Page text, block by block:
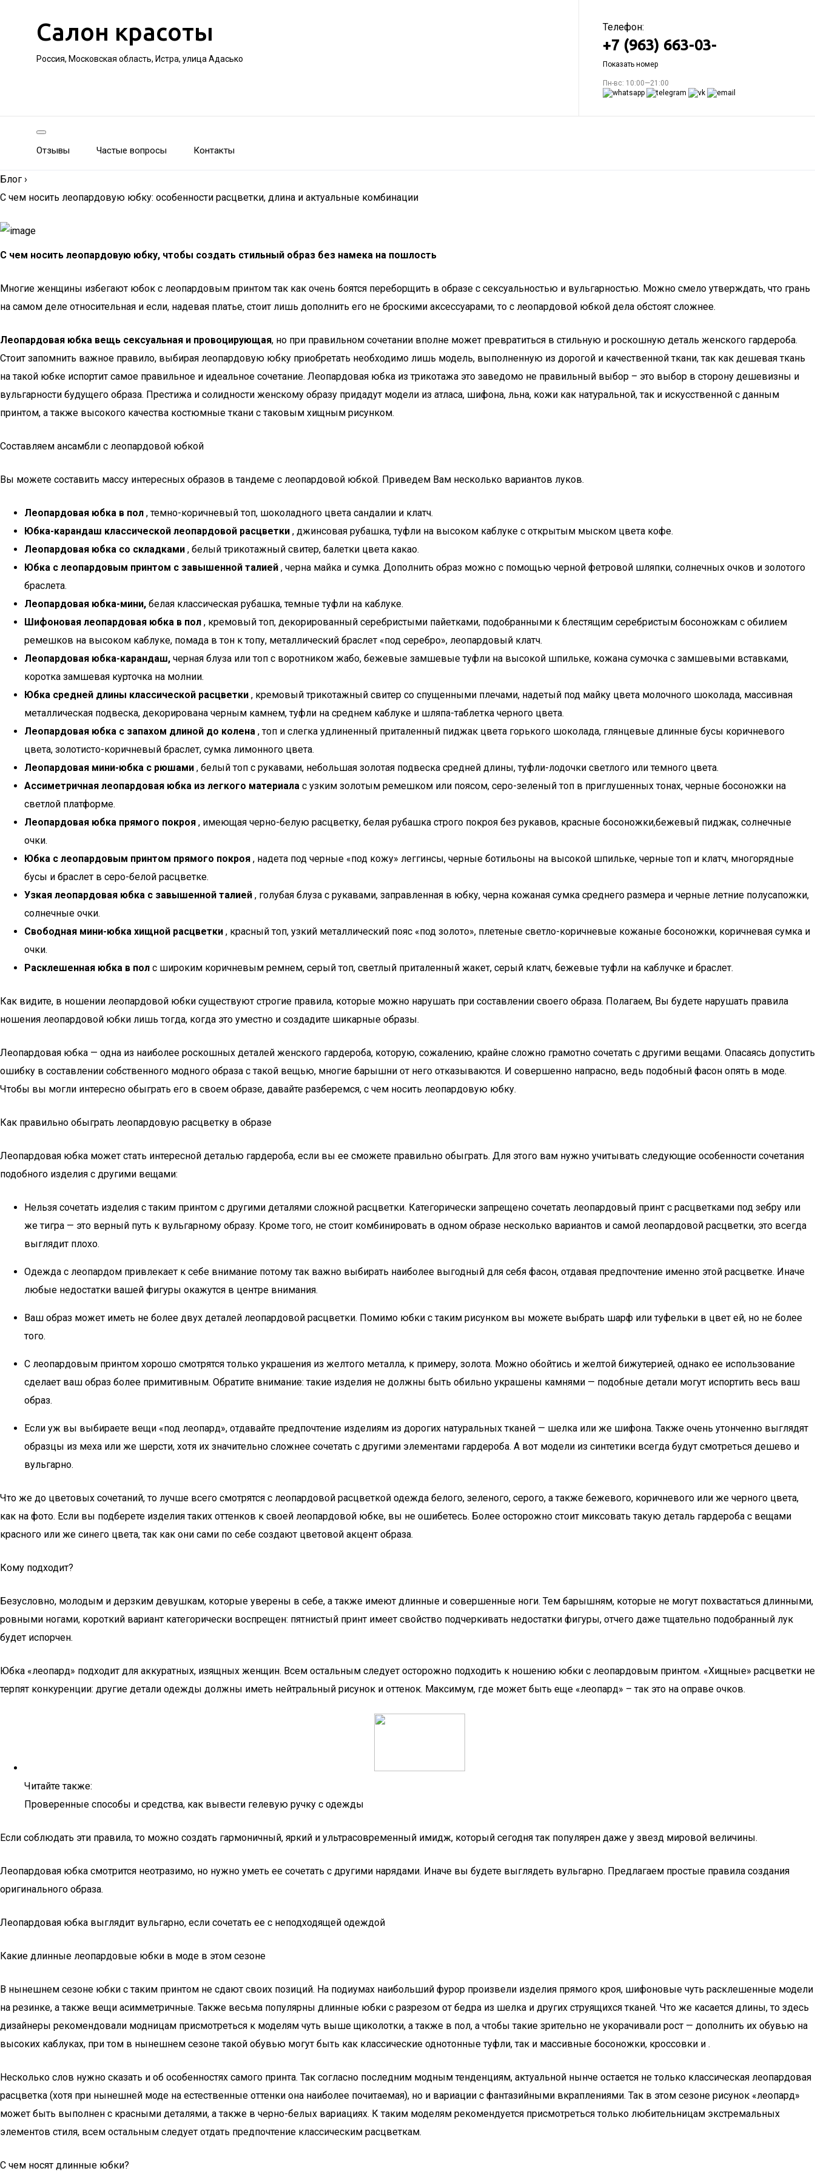
Салон красоты
Россия, Московская область, Истра, улица Адасько
Телефон:
+7 (963) 663-03-
Показать номер
Пн-вс: 10:00—21:00
Отзывы Частые вопросы Контакты
Блог ›
С чем носить леопардовую юбку: особенности расцветки, длина и актуальные комбинации
С чем носить леопардовую юбку, чтобы создать стильный образ без намека на пошлость
Многие женщины избегают юбок с леопардовым принтом так как очень боятся переборщить в образе с сексуальностью и вульгарностью. Можно смело утверждать, что грань
на самом деле относительная и если, надевая платье, стоит лишь дополнить его не броскими аксессуарами, то с леопардовой юбкой дела обстоят сложнее.
Леопардовая юбка вещь сексуальная и провоцирующая, но при правильном сочетании вполне может превратиться в стильную и роскошную деталь женского гардероба.
Стоит запомнить важное правило, выбирая леопардовую юбку приобретать необходимо лишь модель, выполненную из дорогой и качественной ткани, так как дешевая ткань
на такой юбке испортит самое правильное и идеальное сочетание. Леопардовая юбка из трикотажа это заведомо не правильный выбор – это выбор в сторону дешевизны и
вульгарности будущего образа. Престижа и солидности женскому образу придадут модели из атласа, шифона, льна, кожи как натуральной, так и искусственной с данным
принтом, а также высокого качества костюмные ткани с таковым хищным рисунком.
Составляем ансамбли с леопардовой юбкой
Вы можете составить массу интересных образов в тандеме с леопардовой юбкой. Приведем Вам несколько вариантов луков.
Леопардовая юбка в пол , темно-коричневый топ, шоколадного цвета сандалии и клатч.
Юбка-карандаш классической леопардовой расцветки , джинсовая рубашка, туфли на высоком каблуке с открытым мыском цвета кофе.
Леопардовая юбка со складками , белый трикотажный свитер, балетки цвета какао.
Юбка с леопардовым принтом с завышенной талией , черна майка и сумка. Дополнить образ можно с помощью черной фетровой шляпки, солнечных очков и золотого
браслета.
Леопардовая юбка-мини, белая классическая рубашка, темные туфли на каблуке.
Шифоновая леопардовая юбка в пол , кремовый топ, декорированный серебристыми пайетками, подобранными к блестящим серебристым босоножкам с обилием
ремешков на высоком каблуке, помада в тон к топу, металлический браслет «под серебро», леопардовый клатч.
Леопардовая юбка-карандаш, черная блуза или топ с воротником жабо, бежевые замшевые туфли на высокой шпильке, кожана сумочка с замшевыми вставками,
коротка замшевая курточка на молнии.
Юбка средней длины классической расцветки , кремовый трикотажный свитер со спущенными плечами, надетый под майку цвета молочного шоколада, массивная
металлическая подвеска, декорирована черным камнем, туфли на среднем каблуке и шляпа-таблетка черного цвета.
Леопардовая юбка с запахом длиной до колена , топ и слегка удлиненный приталенный пиджак цвета горького шоколада, глянцевые длинные бусы коричневого
цвета, золотисто-коричневый браслет, сумка лимонного цвета.
Леопардовая мини-юбка с рюшами , белый топ с рукавами, небольшая золотая подвеска средней длины, туфли-лодочки светлого или темного цвета.
Ассиметричная леопардовая юбка из легкого материала с узким золотым ремешком или поясом, серо-зеленый топ в приглушенных тонах, черные босоножки на
светлой платформе.
Леопардовая юбка прямого покроя , имеющая черно-белую расцветку, белая рубашка строго покроя без рукавов, красные босоножки,бежевый пиджак, солнечные
очки.
Юбка с леопардовым принтом прямого покроя , надета под черные «под кожу» леггинсы, черные ботильоны на высокой шпильке, черные топ и клатч, многорядные
бусы и браслет в серо-белой расцветке.
Узкая леопардовая юбка с завышенной талией , голубая блуза с рукавами, заправленная в юбку, черна кожаная сумка среднего размера и черные летние полусапожки,
солнечные очки.
Свободная мини-юбка хищной расцветки , красный топ, узкий металлический пояс «под золото», плетеные светло-коричневые кожаные босоножки, коричневая сумка и
очки.
Расклешенная юбка в пол с широким коричневым ремнем, серый топ, светлый приталенный жакет, серый клатч, бежевые туфли на каблучке и браслет.
Как видите, в ношении леопардовой юбки существуют строгие правила, которые можно нарушать при составлении своего образа. Полагаем, Вы будете нарушать правила
ношения леопардовой юбки лишь тогда, когда это уместно и создадите шикарные образы.
Леопардовая юбка — одна из наиболее роскошных деталей женского гардероба, которую, сожалению, крайне сложно грамотно сочетать с другими вещами. Опасаясь допустить
ошибку в составлении собственного модного образа с такой вещью, многие барышни от него отказываются. И совершенно напрасно, ведь подобный фасон опять в моде.
Чтобы вы могли интересно обыграть его в своем образе, давайте разберемся, с чем носить леопардовую юбку.
Как правильно обыграть леопардовую расцветку в образе
Леопардовая юбка может стать интересной деталью гардероба, если вы ее сможете правильно обыграть. Для этого вам нужно учитывать следующие особенности сочетания
подобного изделия с другими вещами:
Нельзя сочетать изделия с таким принтом с другими деталями сложной расцветки. Категорически запрещено сочетать леопардовый принт с расцветками под зебру или
же тигра — это верный путь к вульгарному образу. Кроме того, не стоит комбинировать в одном образе несколько вариантов и самой леопардовой расцветки, это всегда
выглядит плохо.
Одежда с леопардом привлекает к себе внимание потому так важно выбирать наиболее выгодный для себя фасон, отдавая предпочтение именно этой расцветке. Иначе
любые недостатки вашей фигуры окажутся в центре внимания.
Ваш образ может иметь не более двух деталей леопардовой расцветки. Помимо юбки с таким рисунком вы можете выбрать шарф или туфельки в цвет ей, но не более
того.
С леопардовым принтом хорошо смотрятся только украшения из желтого металла, к примеру, золота. Можно обойтись и желтой бижутерией, однако ее использование
сделает ваш образ более примитивным. Обратите внимание: такие изделия не должны быть обильно украшены камнями — подобные детали могут испортить весь ваш
образ.
Если уж вы выбираете вещи «под леопард», отдавайте предпочтение изделиям из дорогих натуральных тканей — шелка или же шифона. Также очень утонченно выглядят
образцы из меха или же шерсти, хотя их значительно сложнее сочетать с другими элементами гардероба. А вот модели из синтетики всегда будут смотреться дешево и
вульгарно.
Что же до цветовых сочетаний, то лучше всего смотрятся с леопардовой расцветкой одежда белого, зеленого, серого, а также бежевого, коричневого или же черного цвета,
как на фото. Если вы подберете изделия таких оттенков к своей леопардовой юбке, вы не ошибетесь. Более осторожно стоит миксовать такую деталь гардероба с вещами
красного или же синего цвета, так как они сами по себе создают цветовой акцент образа.
Кому подходит?
Безусловно, молодым и дерзким девушкам, которые уверены в себе, а также имеют длинные и совершенные ноги. Тем барышням, которые не могут похвастаться длинными,
ровными ногами, короткий вариант категорически воспрещен: пятнистый принт имеет свойство подчеркивать недостатки фигуры, отчего даже тщательно подобранный лук
будет испорчен.
Юбка «леопард» подходит для аккуратных, изящных женщин. Всем остальным следует осторожно подходить к ношению юбки с леопардовым принтом. «Хищные» расцветки не
терпят конкуренции: другие детали одежды должны иметь нейтральный рисунок и оттенок. Максимум, где может быть еще «леопард» – так это на оправе очков.
Читайте также:
Проверенные способы и средства, как вывести гелевую ручку с одежды
Если соблюдать эти правила, то можно создать гармоничный, яркий и ультрасовременный имидж, который сегодня так популярен даже у звезд мировой величины.
Леопардовая юбка смотрится неотразимо, но нужно уметь ее сочетать с другими нарядами. Иначе вы будете выглядеть вульгарно. Предлагаем простые правила создания
оригинального образа.
Леопардовая юбка выглядит вульгарно, если сочетать ее с неподходящей одеждой
Какие длинные леопардовые юбки в моде в этом сезоне
В нынешнем сезоне юбки с таким принтом не сдают своих позиций. На подиумах наибольший фурор произвели изделия прямого кроя, шифоновые чуть расклешенные модели
на резинке, а также вещи асимметричные. Также весьма популярны длинные юбки с разрезом от бедра из шелка и других струящихся тканей. Что же касается длины, то здесь
дизайнеры рекомендовали модницам присмотреться к моделям чуть выше щиколотки, а также в пол, а чтобы такие зрительно не укорачивали рост — дополнить их обувью на
высоких каблуках, при том в нынешнем сезоне такой обувью могут быть как классические однотонные туфли, так и массивные босоножки, кроссовки и .
Несколько слов нужно сказать и об особенностях самого принта. Так согласно последним модным тенденциям, актуальной нынче остается не только классическая леопардовая
расцветка (хотя при нынешней моде на естественные оттенки она наиболее почитаемая), но и вариации с фантазийными вкраплениями. Так в этом сезоне рисунок «леопард»
может быть выполнен с красными деталями, а также в черно-белых вариациях. К таким моделям рекомендуется присмотреться только любительницам экстремальных
элементов стиля, всем остальным следует отдать предпочтение классическим расцветкам.
С чем носят длинные юбки?